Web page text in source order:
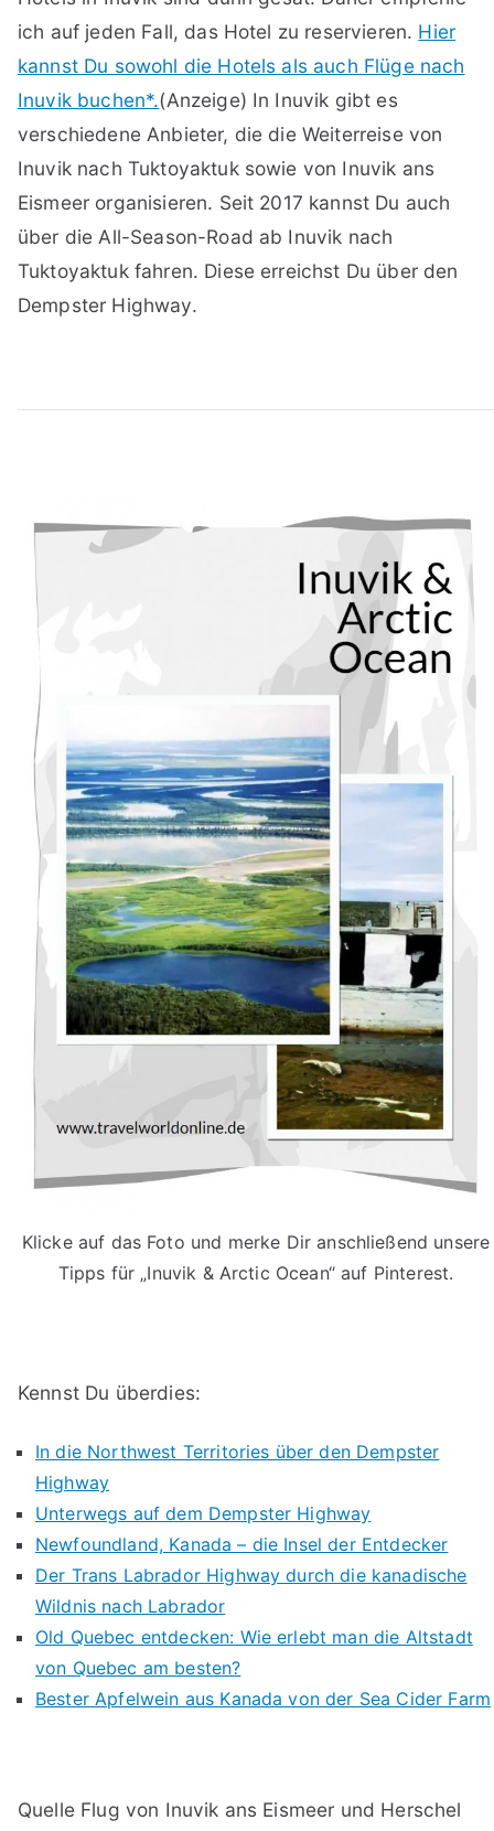
ich auf jeden Fall, das Hotel zu reservieren. Hier
kannst Du sowohl die Hotels als auch Flüge nach
Inuvik buchen*.(Anzeige) In Inuvik gibt es
verschiedene Anbieter, die die Weiterreise von
Inuvik nach Tuktoyaktuk sowie von Inuvik ans
Eismeer organisieren. Seit 2017 kannst Du auch
über die All-Season-Road ab Inuvik nach
Tuktoyaktuk fahren. Diese erreichst Du über den
Dempster Highway.
Klicke auf das Foto und merke Dir anschließend unsere
Tipps für „Inuvik & Arctic Ocean“ auf Pinterest.
Kennst Du überdies:
In die Northwest Territories über den Dempster
Highway
Unterwegs auf dem Dempster Highway
Newfoundland, Kanada – die Insel der Entdecker
Der Trans Labrador Highway durch die kanadische
Wildnis nach Labrador
Old Quebec entdecken: Wie erlebt man die Altstadt
von Quebec am besten?
Bester Apfelwein aus Kanada von der Sea Cider Farm
Quelle Flug von Inuvik ans Eismeer und Herschel